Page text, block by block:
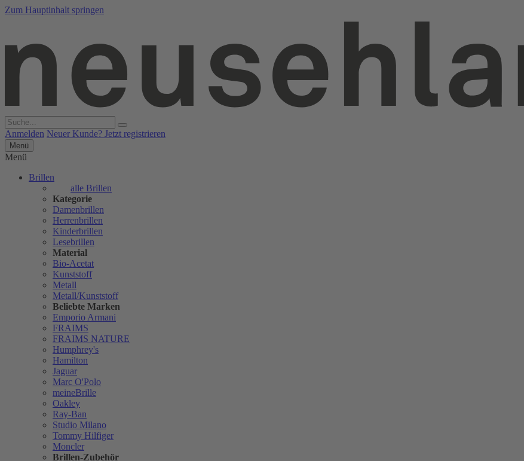
Zum Hauptinhalt springen
Anmelden Neuer Kunde? Jetzt registrieren
Menü
Menü
Brillen
alle Brillen
Kategorie
Damenbrillen
Herrenbrillen
Kinderbrillen
Lesebrillen
Material
Bio-Acetat
Kunststoff
Metall
Metall/Kunststoff
Beliebte Marken
Emporio Armani
FRAIMS
FRAIMS NATURE
Humphrey's
Hamilton
Jaguar
Marc O'Polo
meineBrille
Oakley
Ray-Ban
Studio Milano
Tommy Hilfiger
Moncler
Brillen-Zubehör